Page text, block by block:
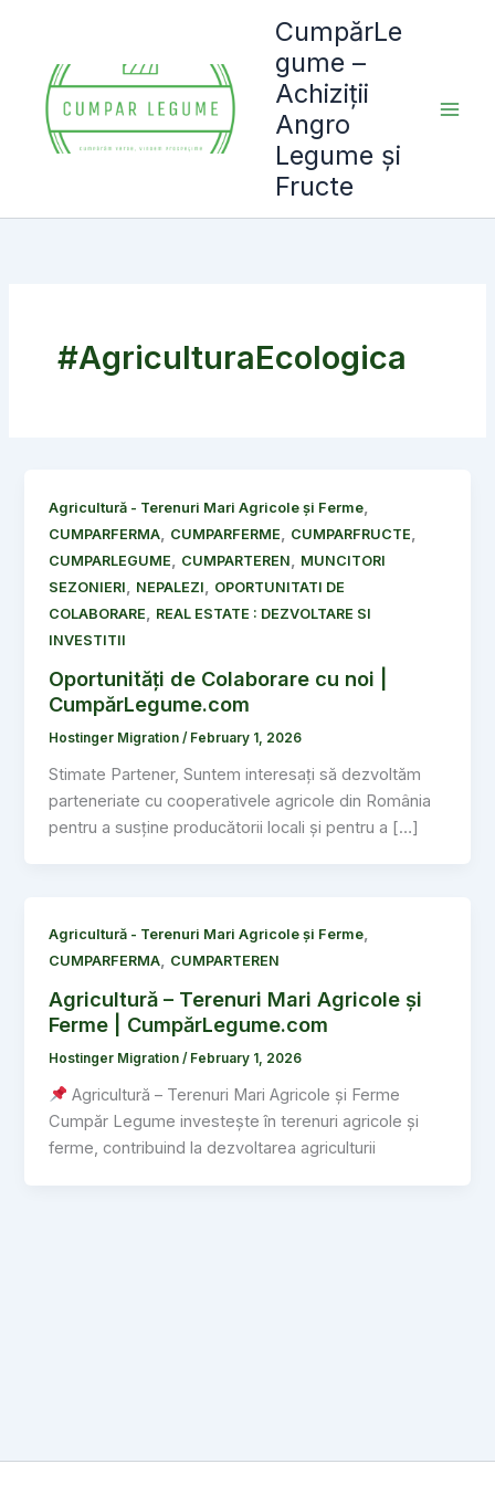
content
CumpărLe
gume –
Achiziții
Angro
Legume și
Fructe
#AgriculturaEcologica
Agricultură - Terenuri Mari Agricole și Ferme,
CUMPARFERMA, CUMPARFERME, CUMPARFRUCTE,
CUMPARLEGUME, CUMPARTEREN, MUNCITORI
SEZONIERI, NEPALEZI, OPORTUNITATI DE
COLABORARE, REAL ESTATE : DEZVOLTARE SI
INVESTITII
Oportunități de Colaborare cu noi |
CumpărLegume.com
Hostinger Migration/ February 1, 2026
Stimate Partener, Suntem interesați să dezvoltăm
parteneriate cu cooperativele agricole din România
pentru a susține producătorii locali și pentru a […]
Agricultură - Terenuri Mari Agricole și Ferme,
CUMPARFERMA, CUMPARTEREN
Agricultură – Terenuri Mari Agricole și
Ferme | CumpărLegume.com
Hostinger Migration/ February 1, 2026
Agricultură – Terenuri Mari Agricole și Ferme
Cumpăr Legume investește în terenuri agricole și
ferme, contribuind la dezvoltarea agriculturii